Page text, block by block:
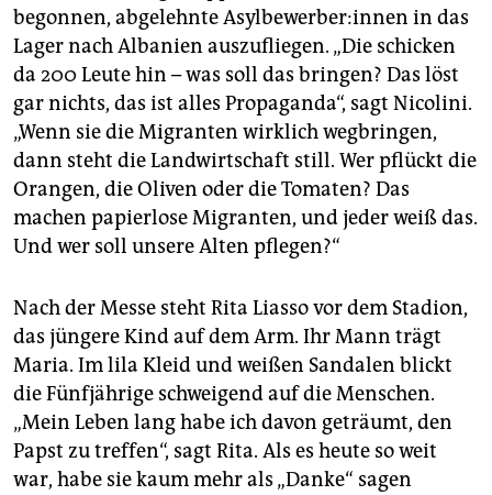
begonnen, abgelehnte Asyl­be­wer­be­r:in­nen in das
Lager nach Albanien auszufliegen. „Die schicken
da 200 Leute hin – was soll das bringen? Das löst
gar nichts, das ist alles Propaganda“, sagt Nicolini.
„Wenn sie die Migranten wirklich wegbringen,
dann steht die Landwirtschaft still. Wer pflückt die
Orangen, die Oliven oder die Tomaten? Das
machen papierlose Migranten, und jeder weiß das.
Und wer soll unsere Alten pflegen?“
Nach der Messe steht Rita Liasso vor dem Stadion,
das jüngere Kind auf dem Arm. Ihr Mann trägt
Maria. Im lila Kleid und weißen Sandalen blickt
die Fünfjährige schweigend auf die Menschen.
„Mein Leben lang habe ich davon geträumt, den
Papst zu treffen“, sagt Rita. Als es heute so weit
war, habe sie kaum mehr als „Danke“ sagen